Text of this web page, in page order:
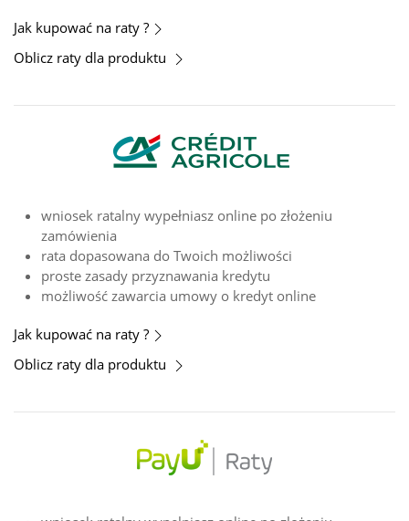
Jak kupować na raty ?
Oblicz raty dla produktu
wniosek ratalny wypełniasz online po złożeniu
zamówienia
rata dopasowana do Twoich możliwości
proste zasady przyznawania kredytu
możliwość zawarcia umowy o kredyt online
Jak kupować na raty ?
Oblicz raty dla produktu